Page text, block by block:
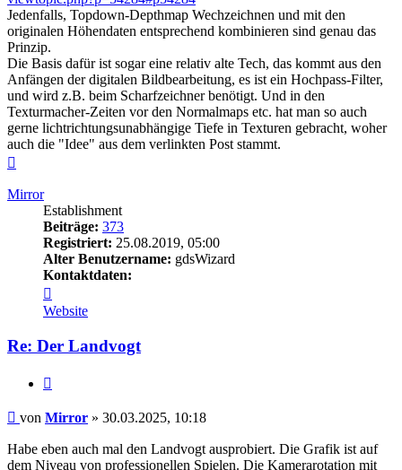
Jedenfalls, Topdown-Depthmap Wechzeichnen und mit den
originalen Höhendaten entsprechend kombinieren sind genau das
Prinzip.
Die Basis dafür ist sogar eine relativ alte Tech, das kommt aus den
Anfängen der digitalen Bildbearbeitung, es ist ein Hochpass-Filter,
und wird z.B. beim Scharfzeichner benötigt. Und in den
Texturmacher-Zeiten vor den Normalmaps etc. hat man so auch
gerne lichtrichtungsunabhängige Tiefe in Texturen gebracht, woher
auch die "Idee" aus dem verlinkten Post stammt.
Mirror
Establishment
Beiträge: 373
Registriert: 25.08.2019, 05:00
Alter Benutzername: gdsWizard
Kontaktdaten:
von
Mirror
Website
Re: Der Landvogt
Beitrag
von Mirror » 30.03.2025, 10:18
Habe eben auch mal den Landvogt ausprobiert. Die Grafik ist auf
dem Niveau von professionellen Spielen. Die Kamerarotation mit